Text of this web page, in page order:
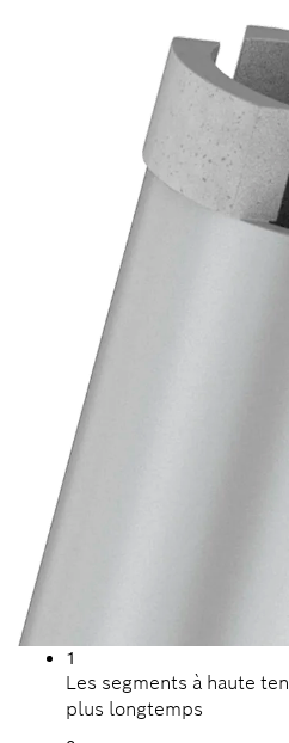
1
Les segments à haute
plus longtemps